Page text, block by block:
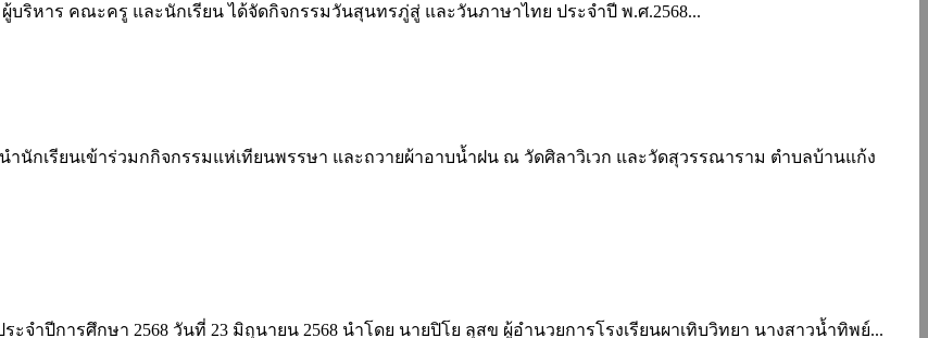
บริหาร คณะครู และนักเรียน ได้จัดกิจกรรมวันสุนทรภู่สู่ และวันภาษาไทย ประจำปี พ.ศ.2568...
นำนักเรียนเข้าร่วมกกิจกรรมแห่เทียนพรรษา และถวายผ้าอาบน้ำฝน ณ วัดศิลาวิเวก และวัดสุวรรณาราม ตำบลบ้านแก้ง
จำปีการศึกษา 2568 วันที่ 23 มิถุนายน 2568 นำโดย นายปิโย ลุสข ผู้อำนวยการโรงเรียนผาเทิบวิทยา นางสาวน้ำทิพย์...